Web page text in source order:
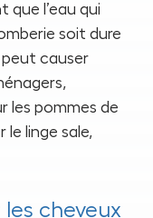
l’eau qui
soit dure
causer
les pommes de
le linge sale,
les cheveux